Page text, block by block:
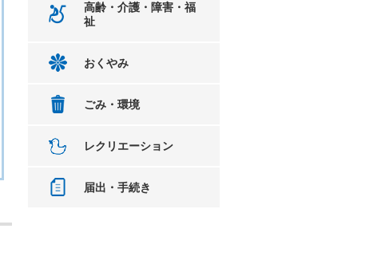
高齢・介護・障害・福
祉
おくやみ
ごみ・環境
レクリエーション
届出・手続き